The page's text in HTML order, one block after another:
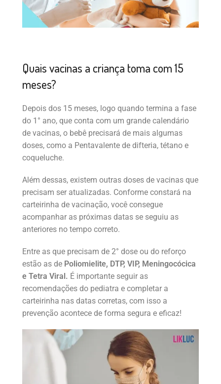
Quais vacinas a criança toma com 15
meses?
Depois dos 15 meses, logo quando termina a fase
do 1° ano, que conta com um grande calendário
de vacinas, o bebê precisará de mais algumas
doses, como a Pentavalente de difteria, tétano e
coqueluche.
Além dessas, existem outras doses de vacinas que
precisam ser atualizadas. Conforme constará na
carteirinha de vacinação, você consegue
acompanhar as próximas datas se seguiu as
anteriores no tempo correto.
Entre as que precisam de 2° dose ou do reforço
estão as de Poliomielite, DTP, VIP, Meningocócica
e Tetra Viral. É importante seguir as
recomendações do pediatra e completar a
carteirinha nas datas corretas, com isso a
prevenção acontece de forma segura e eficaz!